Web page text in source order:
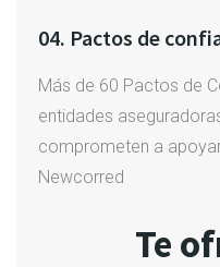
04. Pactos de
Más de 60 Pactos de
entidades
comprometen a
Newcorred
Te